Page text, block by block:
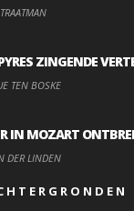
ZINGENDE
TEN BOSKE
IN MOZART
DER LINDEN